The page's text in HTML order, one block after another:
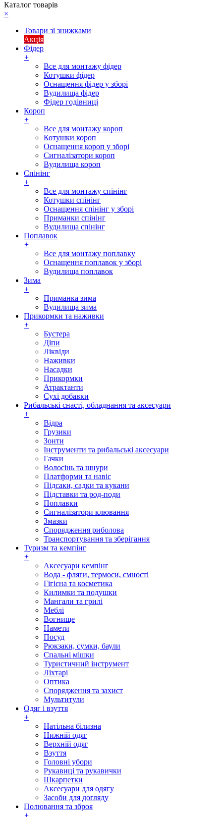
Каталог товарів
×
Товари зі знижками
Акція
Фідер
+
Все для монтажу фідер
Котушки фідер
Оснащення фідер у зборі
Вудилища фідер
Фідер годівниці
Короп
+
Все для монтажу короп
Котушки короп
Оснащення короп у зборі
Сигналізатори короп
Вудилища короп
Спінінг
+
Все для монтажу спінінг
Котушки спінінг
Оснащення спінінг у зборі
Приманки спінінг
Вудилища спінінг
Поплавок
+
Все для монтажу поплавку
Оснащення поплавок у зборі
Вудилища поплавок
Зима
+
Приманка зима
Вудилища зима
Прикормки та наживки
+
Бустера
Діпи
Ліквіди
Наживки
Насадки
Прикормки
Атрактанти
Сухі добавки
Рибальські снасті, обладнання та аксесуари
+
Відра
Грузики
Зонти
Інструменти та рибальські аксесуари
Гачки
Волосінь та шнури
Платформи та навіс
Підсаки, садки та кукани
Підставки та род-поди
Поплавки
Сигналізатори клювання
Змазки
Спорядження риболова
Транспортування та зберігання
Туризм та кемпінг
+
Аксесуари кемпінг
Вода - фляги, термоси, ємності
Гігієна та косметика
Килимки та подушки
Мангали та грилі
Меблі
Вогнище
Намети
Посуд
Рюкзаки, сумки, баули
Спальні мішки
Туристичний інструмент
Ліхтарі
Оптика
Спорядження та захист
Мультитули
Одяг і взуття
+
Натільна білизна
Нижній одяг
Верхній одяг
Взуття
Головні убори
Рукавиці та рукавички
Шкарпетки
Аксесуари для одягу
Засоби для догляду
Полювання та зброя
+